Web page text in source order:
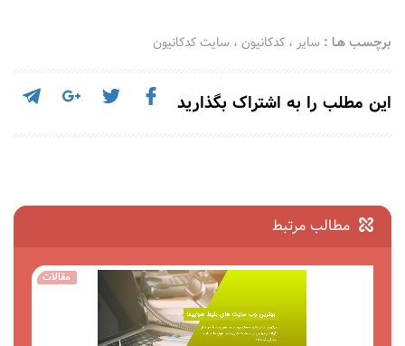
برچسـب هـا : سایر ، کدکانیون ، سایت کدکانیون
این مطلب را به اشتراک بگذارید
مطالب مرتبط
مقالات